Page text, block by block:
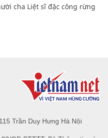
cha Liệt sĩ đặc công rừng
Trần Duy Hưng Hà Nội